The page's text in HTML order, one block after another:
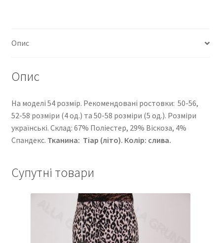
Опис
Опис
На моделі 54 розмір. Рекомендовані ростовки: 50-56,
52-58 розміри (4 од.) та 50-58 розміри (5 од.). Розміри
українські. Cклад: 67% Поліестер, 29% Віскоза, 4%
Спандекс. Тканина: Тіар (літо). Колір: слива.
Супутні товари